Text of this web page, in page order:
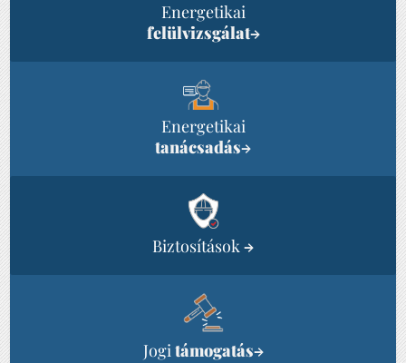
Energetikai
felülvizsgálat→
Energetikai
tanácsadás→
Biztosítások →
Jogitámogatás→